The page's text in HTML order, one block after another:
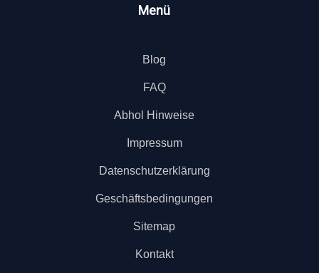
Menü
Blog
FAQ
Abhol Hinweise
Impressum
Datenschutzerklärung
Geschäftsbedingungen
Sitemap
Kontakt